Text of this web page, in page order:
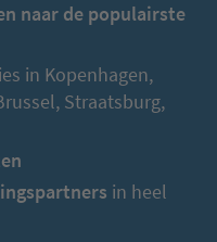
naar de populairste
in Kopenhagen,
Straatsburg,
in heel